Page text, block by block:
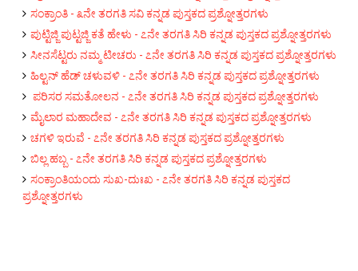
ಸಂಕ್ರಾಂತಿ - ೩ನೇ ತರಗತಿ ಸವಿ ಕನ್ನಡ ಪುಸ್ತಕದ ಪ್ರಶ್ನೋತ್ತರಗಳು
ಪುಟ್ಟಿಜ್ಜಿ ಪುಟ್ಟಜ್ಜಿ ಕತೆ ಹೇಳು - ೭ನೇ ತರಗತಿ ಸಿರಿ ಕನ್ನಡ ಪುಸ್ತಕದ ಪ್ರಶ್ನೋತ್ತರಗಳು
ಸೀನಸೆಟ್ಟರು ನಮ್ಮ ಟೀಚರು - ೭ನೇ ತರಗತಿ ಸಿರಿ ಕನ್ನಡ ಪುಸ್ತಕದ ಪ್ರಶ್ನೋತ್ತರಗಳು
ಹಿಲ್ಟನ್ ಹೆಡ್ ಚಳುವಳಿ - ೭ನೇ ತರಗತಿ ಸಿರಿ ಕನ್ನಡ ಪುಸ್ತಕದ ಪ್ರಶ್ನೋತ್ತರಗಳು
ಪರಿಸರ ಸಮತೋಲನ - ೭ನೇ ತರಗತಿ ಸಿರಿ ಕನ್ನಡ ಪುಸ್ತಕದ ಪ್ರಶ್ನೋತ್ತರಗಳು
ಮೈಲಾರ ಮಹಾದೇವ - ೭ನೇ ತರಗತಿ ಸಿರಿ ಕನ್ನಡ ಪುಸ್ತಕದ ಪ್ರಶ್ನೋತ್ತರಗಳು
ಚಗಳಿ ಇರುವೆ - ೭ನೇ ತರಗತಿ ಸಿರಿ ಕನ್ನಡ ಪುಸ್ತಕದ ಪ್ರಶ್ನೋತ್ತರಗಳು
ಬಿಲ್ಲ ಹಬ್ಬ - ೭ನೇ ತರಗತಿ ಸಿರಿ ಕನ್ನಡ ಪುಸ್ತಕದ ಪ್ರಶ್ನೋತ್ತರಗಳು
ಸಂಕ್ರಾಂತಿಯಂದು ಸುಖ-ದುಃಖ - ೭ನೇ ತರಗತಿ ಸಿರಿ ಕನ್ನಡ ಪುಸ್ತಕದ
ಪ್ರಶ್ನೋತ್ತರಗಳು